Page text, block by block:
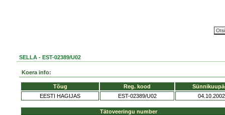
SELLA - EST-02389/U02
Koera info:
Tõug Reg. kood
EESTI HAGIJAS
EST-02389/U02 04.10.2002
Tätoveeringu number